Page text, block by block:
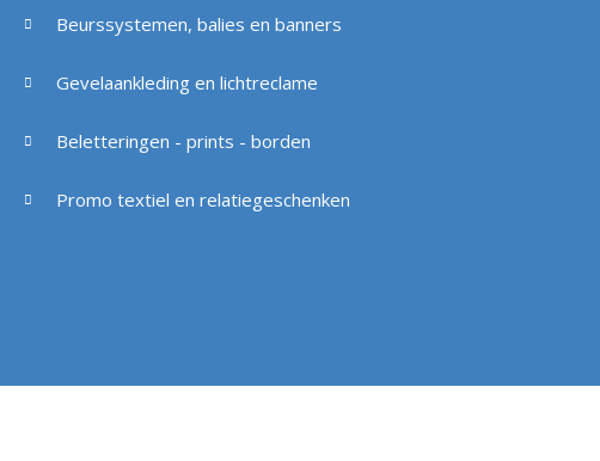
Beurssystemen, balies en banners
Gevelaankleding en lichtreclame
Beletteringen - prints - borden
Promo textiel en relatiegeschenken